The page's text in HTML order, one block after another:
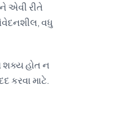
એવી રીતે
વધુ
શક્ય હોત ન
કરવા માટે.